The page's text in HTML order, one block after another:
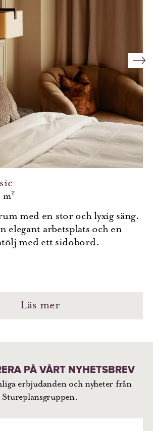
med en stor och lyxig säng.
elegant arbetsplats och en
med ett sidobord.
Läs mer
PÅ VÅRT NYHETSBREV
erbjudanden och nyheter från
Stureplansgruppen.